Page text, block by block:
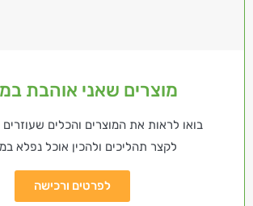
מוצרים שאני אוהבת
בואו לראות את המוצרים והכלים שעוזרים
לקצר תהליכים ולהכין אוכל נפלא
לפרטים ורכישה